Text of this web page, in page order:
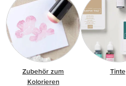
Zubehör zum
Kolorieren
Tinte